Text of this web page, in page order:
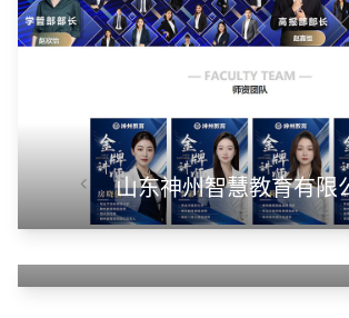
山东华蓝新材料有限